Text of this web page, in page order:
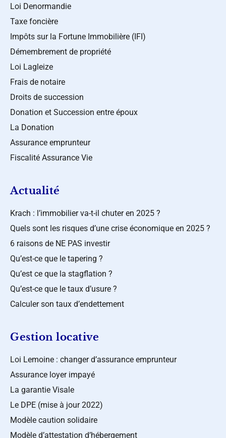
Loi Denormandie
Taxe foncière
Impôts sur la Fortune Immobilière (IFI)
Démembrement de propriété
Loi Lagleize
Frais de notaire
Droits de succession
Donation et Succession entre époux
La Donation
Assurance emprunteur
Fiscalité Assurance Vie
Actualité
Krach : l’immobilier va-t-il chuter en 2025 ?
Quels sont les risques d’une crise économique en 2025 ?
6 raisons de NE PAS investir
Qu’est-ce que le tapering ?
Qu’est ce que la stagflation ?
Qu’est-ce que le taux d’usure ?
Calculer son taux d’endettement
Gestion locative
Loi Lemoine : changer d’assurance emprunteur
Assurance loyer impayé
La garantie Visale
Le DPE (mise à jour 2022)
Modèle caution solidaire
Modèle d’attestation d’hébergement